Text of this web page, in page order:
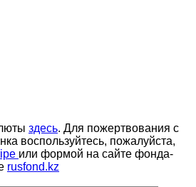
здесь. Для пожертвования с
воспользуйтесь, пожалуйста,
или формой на сайте фонда-
rusfond.kz